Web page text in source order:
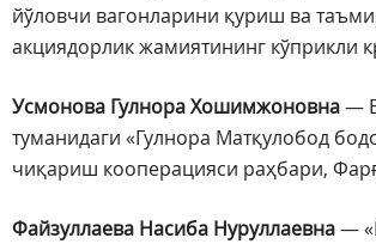
йўловчи вагонларини қуриш ва
акциядорлик жамиятининг кўприкли
Усмонова Гулнора Хошимжоновна—
туманидаги «Гулнора Матқулобод
чиқариш кооперацияси раҳбари,
Файзуллаева Насиба Нуруллаевна—